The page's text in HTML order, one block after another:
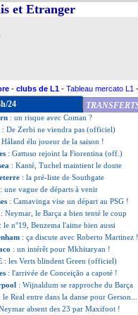
et Etranger
- clubs de L1 - Tableau mercato L1 -
24
: Guimaraes reprend Garcia !
: OL, Nice ou Naples, Galtier hésite
: un prix dément pour Doku !
: Garcia dévoile ses problèmes avec
: un risque avec Coman ?
: De Zerbi ne viendra pas (officiel)
Håland élu joueur de la saison !
: Gattuso rejoint la Fiorentina (off.)
: Kanté, Tuchel maintient le doute
: la pré-liste de Southgate
: une vague de départs à venir
: Camavinga vise un départ au PSG !
: Neymar, le Barça a bien tenté le coup
: le n°19, Benzema l'aime bien aussi
: ça discute avec Roberto Martinez !
: un intérêt pour Mkhitaryan !
: les Verts blindent Green (officiel)
: l'arrivée de Conceição a capoté !
: Wijnaldum se rapproche du Barça
: le Real entre dans la danse pour Gerson...
absent des 23 par Maxifoot !